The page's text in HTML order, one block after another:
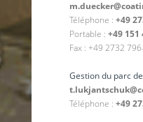
Téléphone : +49
Portable : +49 151
Fax : +49 2732
Gestion du parc
Téléphone : +49